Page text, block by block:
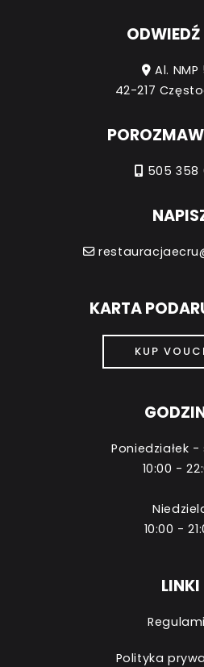
ODWIEDŹ
Al. NMP
42-217
505 358
KARTA
KUP
Poniedziałek
10:00 -
10:00 -
LINKI
Polityka